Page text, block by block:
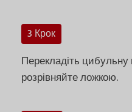
3 Крок
Перекладіть
розрівняйте ложкою.